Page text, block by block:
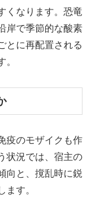
くなります。恐竜
岸で季節的な酸素
とに再配置される
。
疫のモザイクも作
状況では、宿主の
向と、撹乱時に鋭
ます。